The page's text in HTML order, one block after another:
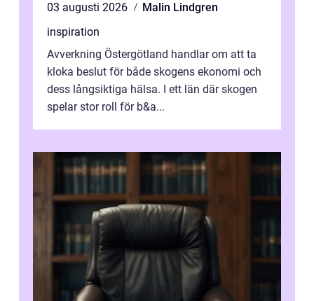
03 augusti 2026
Malin Lindgren
inspiration
Avverkning Östergötland handlar om att ta
kloka beslut för både skogens ekonomi och
dess långsiktiga hälsa. I ett län där skogen
spelar stor roll för b&a...